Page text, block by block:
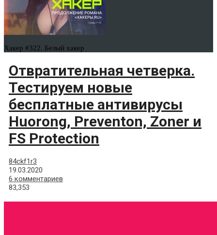
Хакер #322. Белый хакер
Отвратительная четверка.
Тестируем новые
бесплатные антивирусы
Huorong, Preventon, Zoner и
FS Protection
84ckf1r3
19.03.2020
6 комментариев
83,353